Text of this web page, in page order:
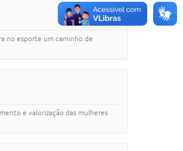
no esporte um caminho de
e valorização das mulheres